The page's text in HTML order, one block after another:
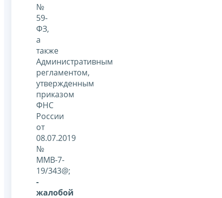
№
59-
ФЗ,
а
также
Административным
регламентом,
утвержденным
приказом
ФНС
России
от
08.07.2019
№
ММВ-7-
19/343@;
-
жалобой